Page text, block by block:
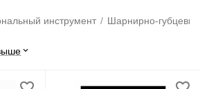
инструмент / Шарнирно-